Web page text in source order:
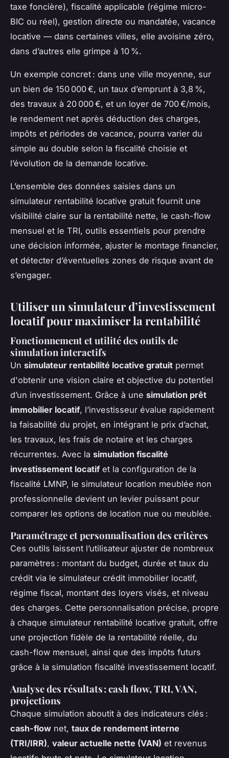
taxe foncière), fiscalité applicable (régime micro-
BIC ou réel), gestion directe ou mandatée, vacance
locative — dans certaines villes, elle avoisine zéro,
dans d’autres elle grimpe à 10 %.
Un exemple concret : dans une ville moyenne, sur
un bien de 150 000 €, un taux d’emprunt à 3,8 %,
des travaux à 20 000 €, et un loyer de 700 €/mois,
le rendement net après déduction des charges,
impôts et périodes de vacance, pourra varier du
simple au double selon la fiscalité choisie et
l’évolution de la demande locative.
L’ensemble des données saisies dans un
simulateur rentabilité locative gratuit fournit une
visibilité claire sur la rentabilité nette, le cash-flow
mensuel et le TRI, outils essentiels pour prendre
une décision informée, ajuster le montage financier,
et détecter d’éventuelles zones de risque avant de
s’engager.
Utiliser un simulateur d’investissement
locatif pour maximiser la rentabilité
Fonctionnement et utilité des outils de
simulation interactifs
Un simulateur rentabilité locative gratuit permet
d'obtenir une vision claire et objective du potentiel
d’un investissement. Grâce à une simulation prêt
immobilier locatif, l’investisseur évalue rapidement
la faisabilité du projet, en intégrant le prix d’achat,
les travaux, les frais de notaire et les charges
récurrentes. Avec la simulation fiscalité
investissement locatifet la configuration de la
fiscalité LMNP, le simulateur location meublée non
professionnelle devient un levier puissant pour
comparer les options de location nue ou meublée.
Paramétrage et personnalisation des critères
Ces outils laissent l’utilisateur ajuster de nombreux
paramètres : montant du budget, durée et taux du
crédit via le simulateur crédit immobilier locatif,
régime fiscal, montant des loyers visés, et niveau
des charges. Cette personnalisation précise, propre
à chaque simulateur rentabilité locative gratuit, offre
une projection fidèle de la rentabilité réelle, du
cash-flow mensuel, ainsi que des impôts futurs
grâce à la simulation fiscalité investissement locatif.
Analyse des résultats : cash flow, TRI, VAN,
projections
Chaque simulation aboutit à des indicateurs clés :
cash-flow net, taux de rendement interne
(TRI/IRR), valeur actuelle nette (VAN) et revenus